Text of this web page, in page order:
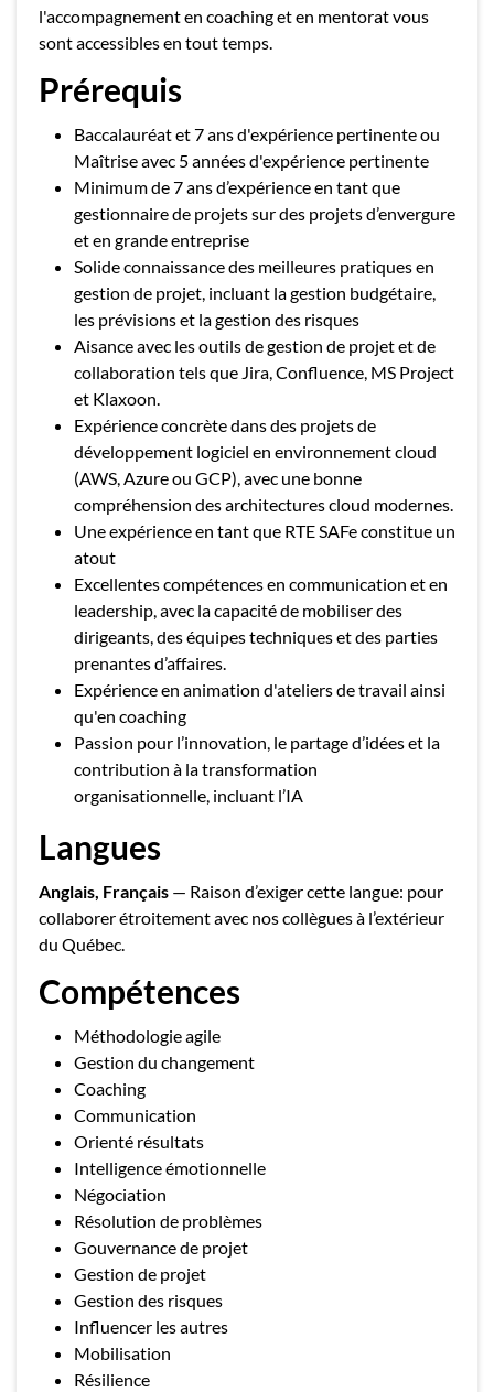
l'accompagnement en coaching et en mentorat vous
sont accessibles en tout temps.
Prérequis
Baccalauréat et 7 ans d'expérience pertinente ou
Maîtrise avec 5 années d'expérience pertinente
Minimum de 7 ans d’expérience en tant que
gestionnaire de projets sur des projets d’envergure
et en grande entreprise
Solide connaissance des meilleures pratiques en
gestion de projet, incluant la gestion budgétaire,
les prévisions et la gestion des risques
Aisance avec les outils de gestion de projet et de
collaboration tels que Jira, Confluence, MS Project
et Klaxoon.
Expérience concrète dans des projets de
développement logiciel en environnement cloud
(AWS, Azure ou GCP), avec une bonne
compréhension des architectures cloud modernes.
Une expérience en tant que RTE SAFe constitue un
atout
Excellentes compétences en communication et en
leadership, avec la capacité de mobiliser des
dirigeants, des équipes techniques et des parties
prenantes d’affaires.
Expérience en animation d'ateliers de travail ainsi
qu'en coaching
Passion pour l’innovation, le partage d’idées et la
contribution à la transformation
organisationnelle, incluant l’IA
Langues
Anglais, Français — Raison d’exiger cette langue: pour
collaborer étroitement avec nos collègues à l’extérieur
du Québec.
Compétences
Méthodologie agile
Gestion du changement
Coaching
Communication
Orienté résultats
Intelligence émotionnelle
Négociation
Résolution de problèmes
Gouvernance de projet
Gestion de projet
Gestion des risques
Influencer les autres
Mobilisation
Résilience